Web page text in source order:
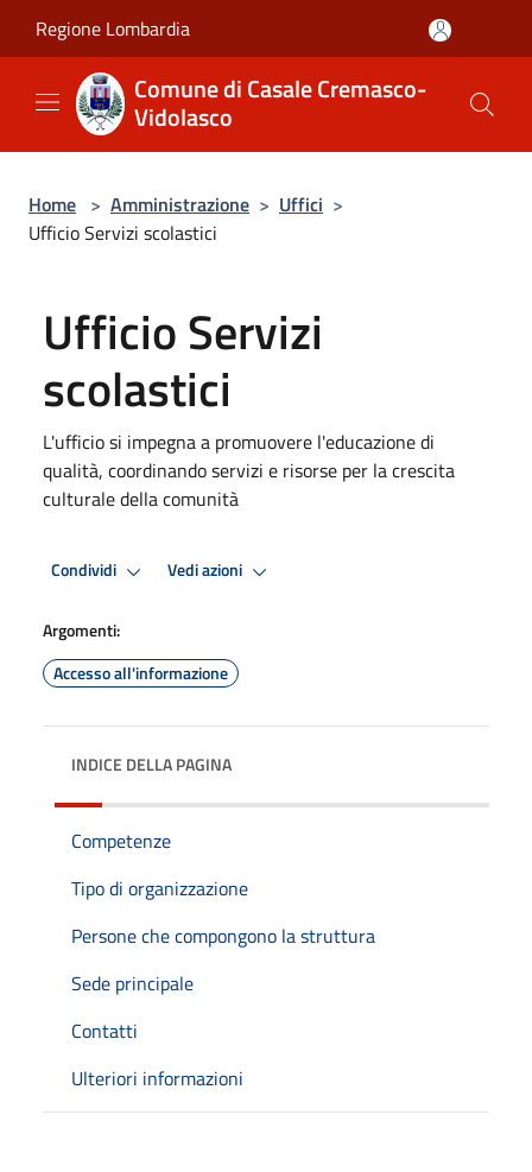
Regione Lombardia
Comune di Casale Cremasco-
Vidolasco
Home > Amministrazione > Uffici >
Ufficio Servizi scolastici
Ufficio Servizi
scolastici
L'ufficio si impegna a promuovere l'educazione di
qualità, coordinando servizi e risorse per la crescita
culturale della comunità
Condividi Vedi azioni
Argomenti:
Accesso all'informazione
INDICE DELLA PAGINA
Competenze
Tipo di organizzazione
Persone che compongono la struttura
Sede principale
Contatti
Ulteriori informazioni